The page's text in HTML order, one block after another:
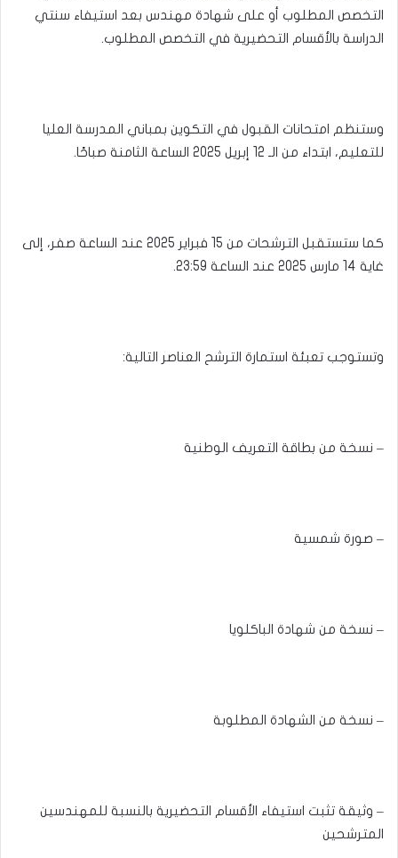
التخصص المطلوب أو على شهادة مهندس بعد استيفاء سنتي
الدراسة بالأقسام التحضيرية في التخصص المطلوب.
وستنظم امتحانات القبول في التكوين بمباني المدرسة العليا
للتعليم، ابتداء من الـ 12 إبريل 2025 الساعة الثامنة صباحًا.
كما ستستقبل الترشحات من 15 فبراير 2025 عند الساعة صفر، إلى
غاية 14 مارس 2025 عند الساعة 23:59.
وتستوجب تعبئة استمارة الترشح العناصر التالية:
– نسخة من بطاقة التعريف الوطنية
– صورة شمسية
– نسخة من شهادة الباكلويا
– نسخة من الشهادة المطلوبة
– وثيقة تثبت استيفاء الأقسام التحضيرية بالنسبة للمهندسين
المترشحين